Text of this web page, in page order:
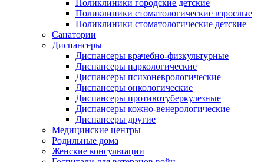
Поликлиники городские детские
Поликлиники стоматологические взрослые
Поликлиники стоматологические детские
Санатории
Диспансеры
Диспансеры врачебно-физкультурные
Диспансеры наркологические
Диспансеры психоневрологические
Диспансеры онкологические
Диспансеры противотуберкулезные
Диспансеры кожно-венерологические
Диспансеры другие
Медицинские центры
Родильные дома
Женские консультации